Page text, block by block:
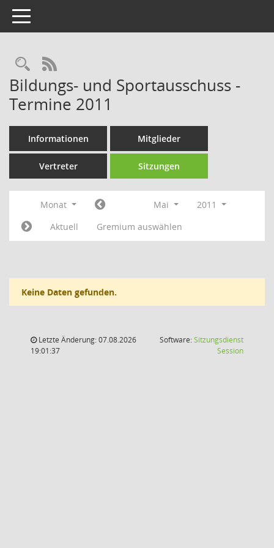
Toggle navigation
Rechercheauswahl
RSS-Feed
Bildungs- und Sportausschuss -
Termine 2011
Informationen Mitglieder
Vertreter Sitzungen
Monat Mai
2011
Aktuell
Gremium auswählen
Keine Daten gefunden.
Letzte Änderung: 07.08.2026
19:01:37
Software:Sitzungsdienst
Session(Wird in